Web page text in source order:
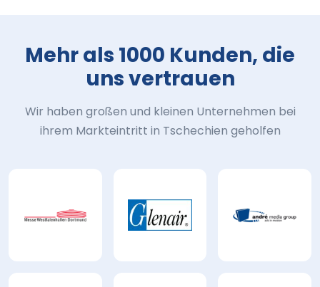
Mehr als 1000 Kunden, die
uns vertrauen
Wir haben großen und kleinen Unternehmen bei
ihrem Markteintritt in Tschechien geholfen